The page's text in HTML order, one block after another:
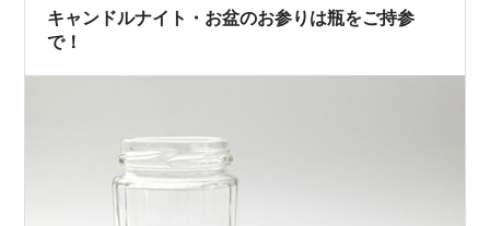
ます♪( ´▽｀)」と決定！そして…
キャンドルナイト・お盆のお参りは瓶をご持参
で！